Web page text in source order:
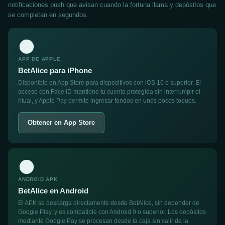
notificaciones push que avisan cuando la fortuna llama y depósitos que
se completan en segundos.
APP DE APPLE
BetAlice para iPhone
Disponible en App Store para dispositivos con iOS 16 o superior. El
acceso con Face ID mantiene tu cuenta protegida sin interrumpir el
ritual, y Apple Pay permite ingresar fondos en unos pocos toques.
Obtener en App Store
ANDROID APK
BetAlice en Android
El APK se descarga directamente desde BetAlice, sin depender de
Google Play, y es compatible con Android 9 o superior. Los depósitos
mediante Google Pay se procesan desde la caja sin salir de la